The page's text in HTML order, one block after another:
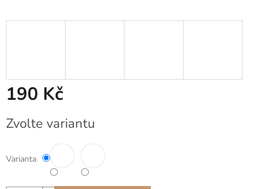
190 Kč
cena:
Zvolte variantu
Varianta